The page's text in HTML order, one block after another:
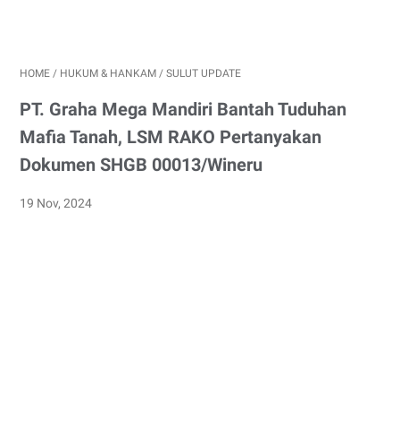
HOME / HUKUM & HANKAM / SULUT UPDATE
PT. Graha Mega Mandiri Bantah Tuduhan
Mafia Tanah, LSM RAKO Pertanyakan
Dokumen SHGB 00013/Wineru
19 Nov, 2024